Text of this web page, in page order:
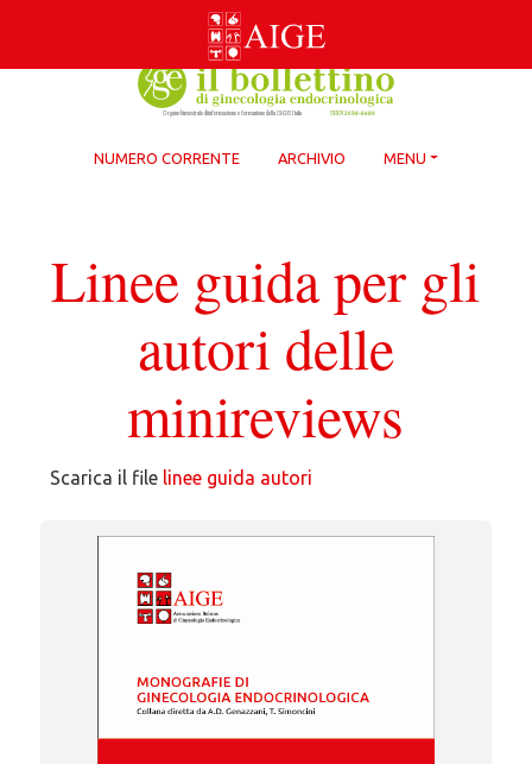
NUMERO CORRENTE ARCHIVIO MENU
Linee guida per gli
autori delle
minireviews
Scarica il file linee guida autori